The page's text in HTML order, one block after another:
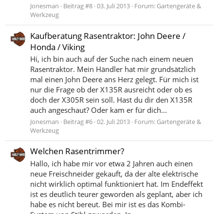
Jonesman Beitrag #8 03. Juli 2013 Forum: Gartengeräte &
Werkzeug
Kaufberatung Rasentraktor: John Deere /
Honda / Viking
Hi, ich bin auch auf der Suche nach einem neuen
Rasentraktor. Mein Händler hat mir grundsätzlich
mal einen John Deere ans Herz gelegt. Für mich ist
nur die Frage ob der X135R ausreicht oder ob es
doch der X305R sein soll. Hast du dir den X135R
auch angeschaut? Oder kam er für dich...
Jonesman Beitrag #6 02. Juli 2013 Forum: Gartengeräte &
Werkzeug
Welchen Rasentrimmer?
Hallo, ich habe mir vor etwa 2 Jahren auch einen
neue Freischneider gekauft, da der alte elektrische
nicht wirklich optimal funktioniert hat. Im Endeffekt
ist es deutlich teurer geworden als geplant, aber ich
habe es nicht bereut. Bei mir ist es das Kombi-